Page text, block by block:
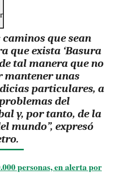
caminos que sean
que exista ‘Basura
tal manera que no
mantener unas
particulares, a
del
y, por tanto, de la
mundo”, expresó
personas, en alerta por